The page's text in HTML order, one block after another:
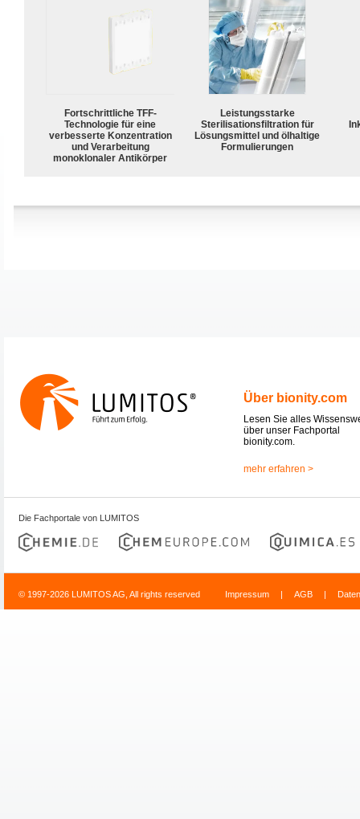
Fortschrittliche TFF-
Technologie für eine
verbesserte Konzentration
und Verarbeitung
monoklonaler Antikörper
Leistungsstarke
Sterilisationsfiltration für
Lösungsmittel und ölhaltige
Formulierungen
Über bionity.com
Lesen Sie alles
über unser Fachportal
bionity.com.
mehr erfahren >
Die Fachportale von LUMITOS
© 1997-2026 LUMITOS AG, All rights reserved Impressum | AGB |